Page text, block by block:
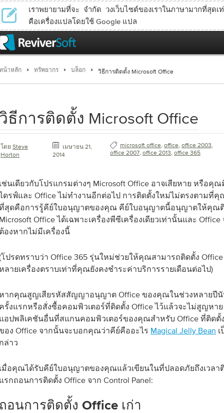
เราพยายามที่จะ จำกัด วงเว็บไซต์ของเราในภาษามากที่สุ
คือเครื่องแปลโดยใช้ Google แปล
น้าหลัก ทรัพยากร บล็อก วิธีการติดตั้ง Microsoft Office
ธีการติดตั้ง Microsoft Office
โดย Steve
Horton
เมษายน 21,
2014
microsoft office, office, office 2003,
office 2007, office 2013, office 365
ช่นเดียวกับโปรแกรมต่างๆ Microsoft Office อาจเสียหาย หรือคุ
ดรฟ์และ Office ไม่ทำงานอีกต่อไป การติดตั้งใหม่ไม่ตรงตามที่
สุดคือการรู้คีย์ใบอนุญาตของคุณ คีย์ใบอนุญาตนี้อนุญาตให้คุณติ
Office ได้เฉพาะเครื่องพีซีเครื่องเดียวเท่านั้นและ
องหากไม่มีเครื่องนี้
โปรดทราบว่า Office 365 รุ่นใหม่ช่วยให้คุณสามารถติดตั้ง
ลายเครื่องตราบเท่าที่คุณยังคงชำระค่าบริการรายเดือนต่อไป)
ากคุณสูญเสียรหัสสัญญาอนุญาต Office ของคุณในช่วงหลายปีนั
รั้งแรกหรือสั่งซื้อคอมพิวเตอร์ที่ติดตั้ง Office ไว้แล้วจะไม่สูญหา
อปพลิเคชันอื่นที่สแกนคอมพิวเตอร์ของคุณสำหรับ Office ที่ติดตั้
อง Office จากนั้นจะบอกคุณว่าคีย์คืออะไร Magical Jelly Bean
ล่าว
มื่อคุณได้รับคีย์ใบอนุญาตของคุณแล้วเขียนในที่ปลอดภัยถึงเวลา
รกถอนการติดตั้ง Office จาก Control Panel:
อนการติดตั้ง Office เก่า